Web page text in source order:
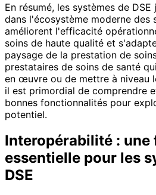
En résumé, les systèmes de
dans l'écosystème moderne des
améliorent l'efficacité
soins de haute qualité et
paysage de la prestation de
prestataires de soins de santé
en œuvre ou de mettre à niveau
il est primordial de comprendre
bonnes fonctionnalités pour
potentiel.
Interopérabilité :
essentielle pour les
DSE